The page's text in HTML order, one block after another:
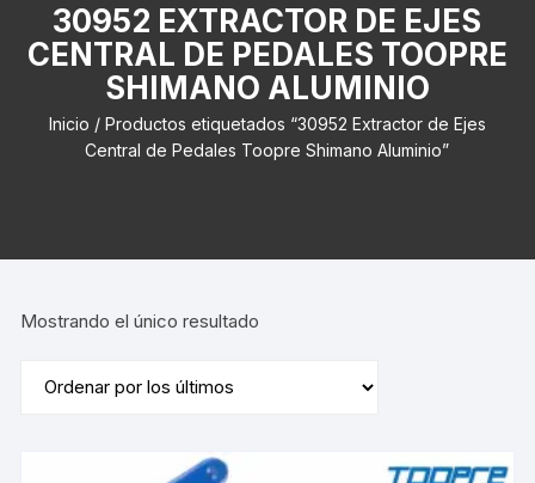
30952 EXTRACTOR DE EJES
CENTRAL DE PEDALES TOOPRE
SHIMANO ALUMINIO
Inicio / Productos etiquetados “30952 Extractor de Ejes
Central de Pedales Toopre Shimano Aluminio”
Mostrando el único resultado